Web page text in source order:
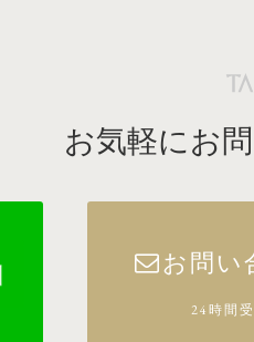
お気軽にお
お問い
24時間